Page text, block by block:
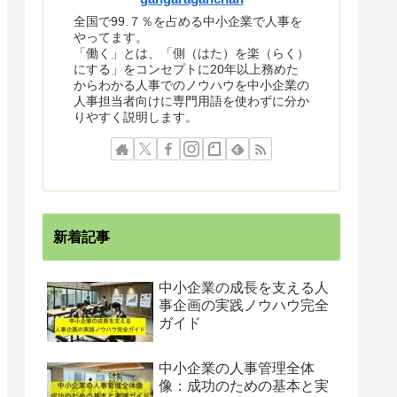
全国で99.７％を占める中小企業で人事を
やってます。
「働く」とは、「側（はた）を楽（らく）
にする」をコンセプトに20年以上務めた
からわかる人事でのノウハウを中小企業の
人事担当者向けに専門用語を使わずに分か
りやすく説明します。
新着記事
中小企業の成長を支える人
事企画の実践ノウハウ完全
ガイド
中小企業の人事管理全体
像：成功のための基本と実